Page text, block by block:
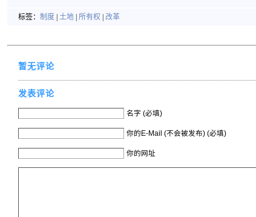
标签： 制度 土地 所有权 改革
暂无评论
发表评论
名字 (必填)
你的E-Mail (不会被发布) (必填)
你的网址